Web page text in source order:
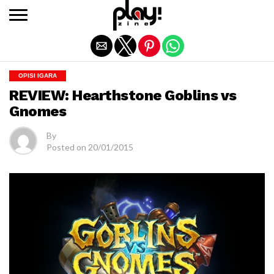
OPISI IGARA
REVIEW: Hearthstone Goblins vs
Gnomes
By
Posted on 20/01/2015
Exit mobile version